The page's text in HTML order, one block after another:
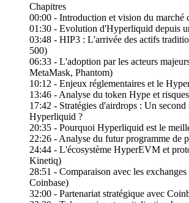
Chapitres
00:00 - Introduction et vision du marché
01:30 - Evolution d'Hyperliquid depuis
03:48 - HIP3 : L'arrivée des actifs
500)
06:33 - L'adoption par les acteurs
MetaMask, Phantom)
10:12 - Enjeux réglementaires et le
13:46 - Analyse du token Hype et
17:42 - Stratégies d'airdrops : Un
Hyperliquid ?
20:35 - Pourquoi Hyperliquid est le
22:26 - Analyse du futur programme de
24:44 - L'écosystème HyperEVM et
Kinetiq)
28:51 - Comparaison avec les
Coinbase)
32:00 - Partenariat stratégique avec